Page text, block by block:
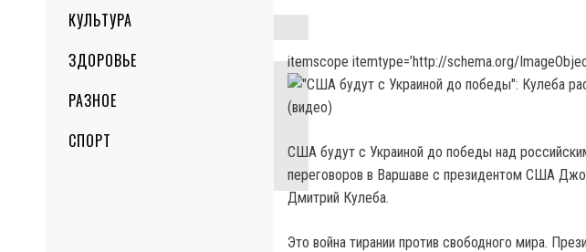
КУЛЬТУРА
ЗДОРОВЬЕ
РАЗНОЕ
СПОРТ
itemscope itemtype=’http://schema.org/
США будут с Украиной до победы над
переговоров в Варшаве с президентом США
Дмитрий Кулеба.
Это война тирании против свободного мира.